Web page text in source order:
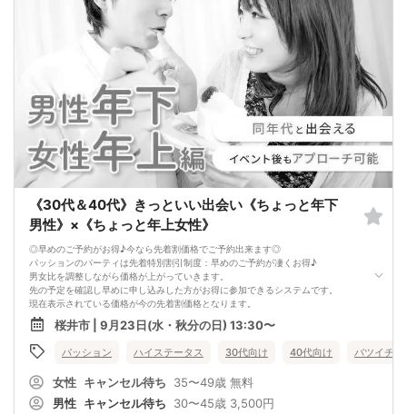
《30代＆40代》きっといい出会い《ちょっと年下
男性》×《ちょっと年上女性》
◎早めのご予約がお得♪今なら先着割価格でご予約出来ます◎
パッションのパーティは先着特別割引制度：早めのご予約が凄くお得♪
男女比を調整しながら価格が上がっていきます。
先の予定を確認し早めに申し込みした方がお得に参加できるシステムです。
現在表示されている価格が今の先着割価格となります。
=========================
【パーティ内容】
どの婚活パーティでも女性は男性年齢より若干低め、、
同年代＆年上の女性が好きな男性の方。
男性は、年上の女性に甘えたいという願望があるようです。
年下好きの女性は、その甘えに守ってあげたい母性本能が出るかもしれません。
年上女性好きの男性は結構いらっしゃるもので、年齢が低くなるほど多いようで
桜井市 | 9月23日(水・秋分の日) 13:30〜
パッション ハイステータス 30代向け 40代向け バツイチ・
女性 キャンセル待ち 35〜49歳 無料
男性 キャンセル待ち 30〜45歳 3,500円